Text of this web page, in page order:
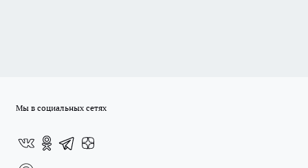
Мы в социальных сетях